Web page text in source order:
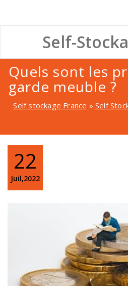
Self-
Quels sont les
garde meuble ?
Self stockage France » Self
22
Juil,2022